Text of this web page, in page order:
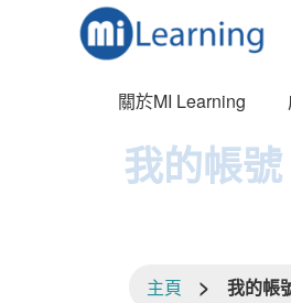
關於MI Learning
我的帳號
主頁 > 我的帳